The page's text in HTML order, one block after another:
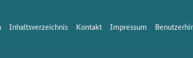
Inhaltsverzeichnis Kontakt Impressum